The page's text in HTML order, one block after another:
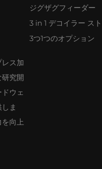
ス加
究開
ウェ
ま
向上
ジグザグフィーダー
3 in 1 デコイラー ス
3つ1つのオプション